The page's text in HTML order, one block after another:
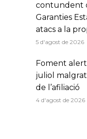
contundent
Garanties
atacs a la
5 d'agost de 2026
Foment
juliol
de l’afiliació
4 d'agost de 2026